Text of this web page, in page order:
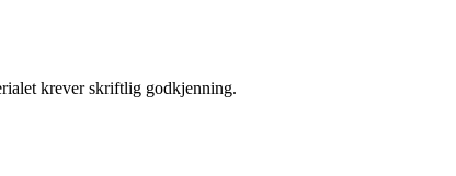
krever skriftlig godkjenning.